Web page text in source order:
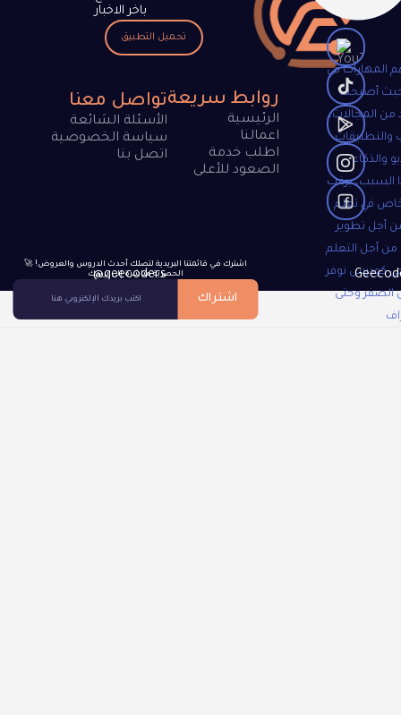
المهارات في
حيث أصبحت
من المجالات،
والتطبيقات
والذكاء
السبب، يرغب
في تعلم
أجل تطوير
من أجل التعلم
جي كودرس نوفر
الصفر وحتى
@geecoders
روابط سريعة
الرئيسية
اعمالنا
اطلب خدمة
الصعود للأعلى
تواصل معنا
الأسئلة الشائعة
سياسة الخصوصية
اتصل بنا
🚀 !اشترك في قائمتنا البريدية لتصلك أحدث الدروس والعروض
الحصرية مباشرة إلى بريدك
اشتراك
باخر الاخبار
تحميل التطبيق